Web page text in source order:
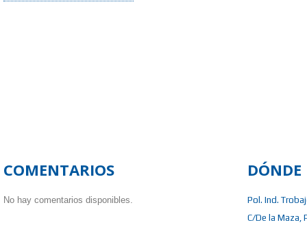
COMENTARIOS
No hay comentarios disponibles.
DÓNDE
Pol. Ind.
C/De la Maza,